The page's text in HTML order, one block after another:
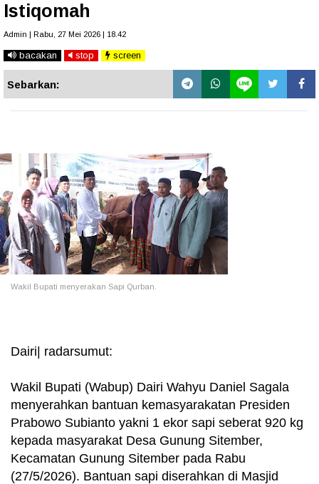
Istiqomah
Admin | Rabu, 27 Mei 2026 | 18.42
bacakan stop screen
Sebarkan:
Wakil Bupati menyerakan Sapi Qurban.
Dairi| radarsumut:
Wakil Bupati (Wabup) Dairi Wahyu Daniel Sagala
menyerahkan bantuan kemasyarakatan Presiden
Prabowo Subianto yakni 1 ekor sapi seberat 920 kg
kepada masyarakat Desa Gunung Sitember,
Kecamatan Gunung Sitember pada Rabu
(27/5/2026). Bantuan sapi diserahkan di Masjid